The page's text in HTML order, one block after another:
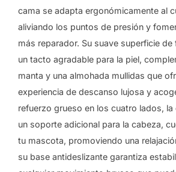
cama se adapta ergonómicamente al
aliviando los puntos de presión y
más reparador. Su suave superficie
un tacto agradable para la piel,
manta y una almohada mullidas que
experiencia de descanso lujosa y
refuerzo grueso en los cuatro lados,
un soporte adicional para la cabeza,
tu mascota, promoviendo una
su base antideslizante garantiza